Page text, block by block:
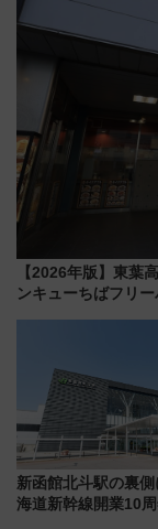
【2026年版】東葉
ンキューちばフリ
新函館北斗駅の裏
海道新幹線開業10